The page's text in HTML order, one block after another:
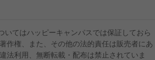
いてはハッピーキャンパスでは保証しておら
作権、また、その他の法的責任は販売者にあ
法利用、無断転載・配布は禁止されていま